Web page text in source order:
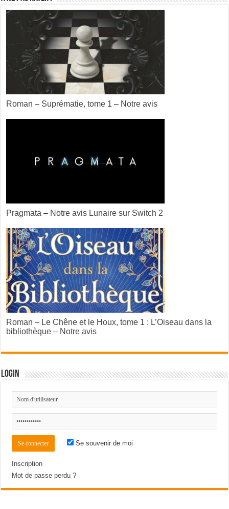
Roman – Suprématie, tome 1 – Notre avis
Pragmata – Notre avis Lunaire sur Switch 2
Roman – Le Chêne et le Houx, tome 1 : L’Oiseau dans la
bibliothèque – Notre avis
Login
Se souvenir de moi
Inscription
Mot de passe perdu ?